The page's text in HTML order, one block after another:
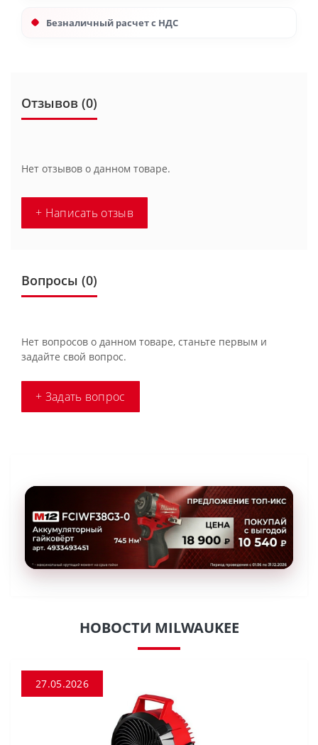
Безналичный расчет с НДС
Отзывов (0)
Нет отзывов о данном товаре.
+ Написать отзыв
Вопросы (0)
Нет вопросов о данном товаре, станьте первым и
задайте свой вопрос.
+ Задать вопрос
НОВОСТИ MILWAUKEE
27.05.2026